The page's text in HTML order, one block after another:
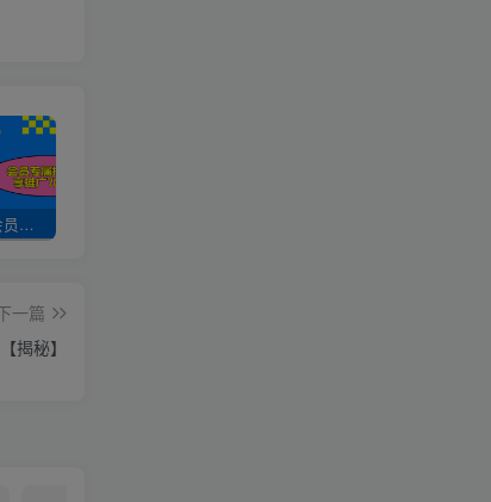
加入UU云网创会员，全站资源免费学习。
一篇
揭秘】